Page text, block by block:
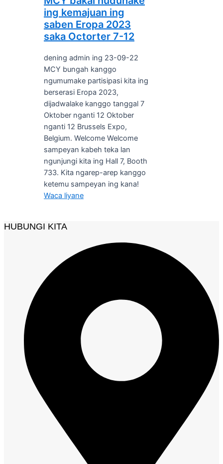
ing kemajuan ing
saben Eropa 2023
saka Octorter 7-12
dening admin ing 23-09-22
MCY bungah kanggo
ngumumake partisipasi kita ing
berserasi Eropa 2023,
dijadwalake kanggo tanggal 7
Oktober nganti 12 Oktober
nganti 12 Brussels Expo,
Belgium. Welcome Welcome
sampeyan kabeh teka lan
ngunjungi kita ing Hall 7, Booth
733. Kita ngarep-arep kanggo
ketemu sampeyan ing kana!
Waca liyane
HUBUNGI KITA